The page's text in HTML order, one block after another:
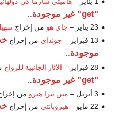
"get" غير موجودة.
23 يناير –
جاي هو من إخراج
13 فبراير –
جونداي من إخراج
موجودة.
28 فبراير –
الآثار الجانبية للزواج
"get" غير موجودة.
.
3 أبريل –
مين تيرا هيرو من
22 مايو –
هيروبانتي من إخراج